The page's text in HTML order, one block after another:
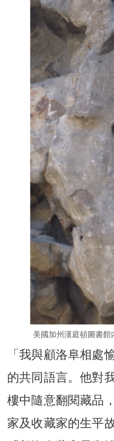
美國加州漢庭頓圖書館
「我與顧洛阜相處
的共同語言。他對
樓中隨意翻閱藏品
家及收藏家的生平